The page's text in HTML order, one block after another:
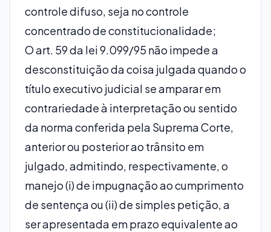
controle difuso, seja no controle
concentrado de constitucionalidade;
O art. 59 da lei 9.099/95 não impede a
desconstituição da coisa julgada quando o
título executivo judicial se amparar em
contrariedade à interpretação ou sentido
da norma conferida pela Suprema Corte,
anterior ou posterior ao trânsito em
julgado, admitindo, respectivamente, o
manejo (i) de impugnação ao cumprimento
de sentença ou (ii) de simples petição, a
ser apresentada em prazo equivalente ao